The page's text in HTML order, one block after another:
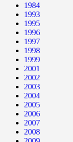
1984
1993
1995
1996
1997
1998
1999
2001
2002
2003
2004
2005
2006
2007
2008